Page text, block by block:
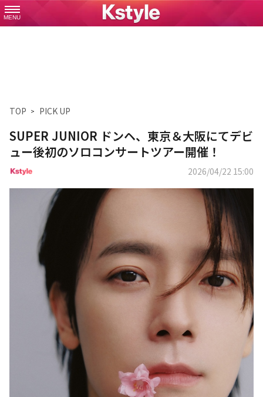
MENU
TOP PICK UP
SUPER JUNIOR ドンヘ、東京＆大阪にてデビ
ュー後初のソロコンサートツアー開催！
2026/04/22 15:00